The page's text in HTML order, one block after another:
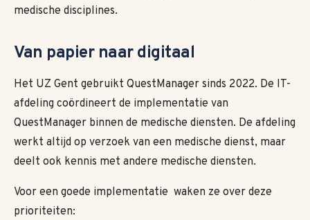
medische disciplines.
Van papier naar digitaal
Het UZ Gent gebruikt QuestManager sinds 2022. De IT-
afdeling coördineert de implementatie van
QuestManager binnen de medische diensten. De afdeling
werkt altijd op verzoek van een medische dienst, maar
deelt ook kennis met andere medische diensten.
Voor een goede implementatie waken ze over deze
prioriteiten: